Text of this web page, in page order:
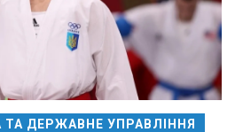
ТА ДЕРЖАВНЕ УПРАВЛІННЯ